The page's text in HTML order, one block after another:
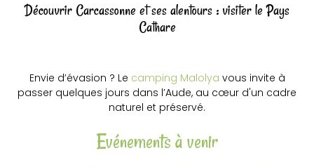
Découvrir Carcassonne et ses alentours : visiter le Pays
Cathare
Envie d’évasion ? Le camping Malolya vous invite à
passer quelques jours dans l’Aude, au cœur d'un cadre
naturel et préservé.
Evénements à venir